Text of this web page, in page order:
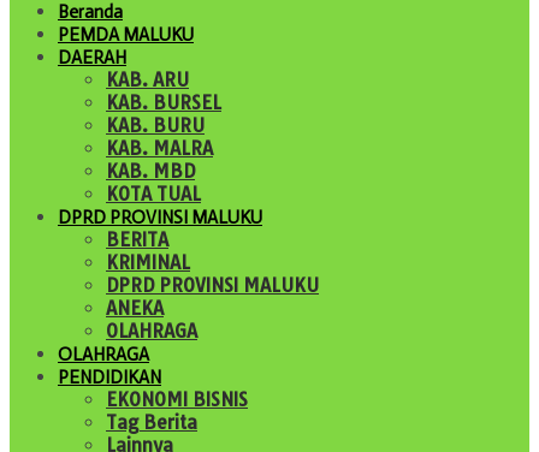
Beranda
PEMDA MALUKU
DAERAH
KAB. ARU
KAB. BURSEL
KAB. BURU
KAB. MALRA
KAB. MBD
KOTA TUAL
DPRD PROVINSI MALUKU
BERITA
KRIMINAL
DPRD PROVINSI MALUKU
ANEKA
OLAHRAGA
OLAHRAGA
PENDIDIKAN
EKONOMI BISNIS
Tag Berita
Lainnya